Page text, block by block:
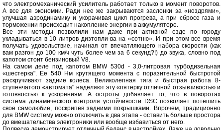
что электромеханический усилитель работает только в момент поворотов.
А все для экономии. Ради нее же закрываются заслонки за «ноздрями»,
улучшая аэродинамику и укорачивая цикл прогрева, а при сбросе газа и
торможении происходит накопление энергии в аккумуляторе.
Все эти методы позволили нам даже при активной езде по городу
укладываться в 10 литров дизтопли-ва на «сотню». И при этом все время
получать удовольствие, начиная от впечатляющего набора скорости (как
вам разгон до 100 км/ч чуть более чем за 6 секунд?!) до звука, словно под
капотом стоит бензиновый V8.
На самом деле под капотом BMW 530d - 3,0-литровая турбодизельная
«шестерка". Ее 540 Нм крутящего момента с поразительной быстротой
раскручивают задние колеса. Великолепная тяга и быстрая работа 8-
ступенчатого «автомата" наделяют эту «пятерку отличной отзывчивостью и
готовностью к ускорениям. А остроты добавляет то, что в поворотах
система динамического контроля устойчивости DSC позволяет потешить
свое самолюбие, поскрипев задними покрышками. Впрочем, традиционно
для BMW систему можно отключить в два этапа - оставить больше простора
до вмешательства электроники или вообще избавиться от него.